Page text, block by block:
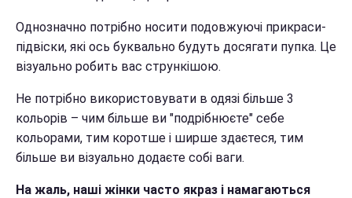
Однозначно потрібно носити подовжуючі прикраси-
підвіски, які ось буквально будуть досягати пупка. Це
візуально робить вас стрункішою.
Не потрібно використовувати в одязі більше 3
кольорів – чим більше ви "подрібнюєте" себе
кольорами, тим коротше і ширше здаєтеся, тим
більше ви візуально додаєте собі ваги.
На жаль, наші жінки часто якраз і намагаються